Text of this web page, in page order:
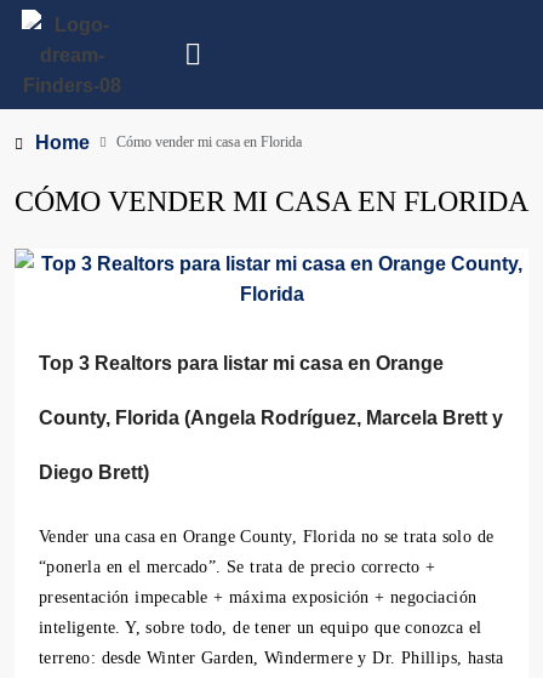
Home Cómo vender mi casa en Florida
CÓMO VENDER MI CASA EN FLORIDA
Top 3 Realtors para listar mi casa en Orange
County, Florida (Angela Rodríguez, Marcela Brett y
Diego Brett)
Vender una casa en Orange County, Florida no se trata solo de
“ponerla en el mercado”. Se trata de precio correcto +
presentación impecable + máxima exposición + negociación
inteligente. Y, sobre todo, de tener un equipo que conozca el
terreno: desde Winter Garden, Windermere y Dr. Phillips, hasta